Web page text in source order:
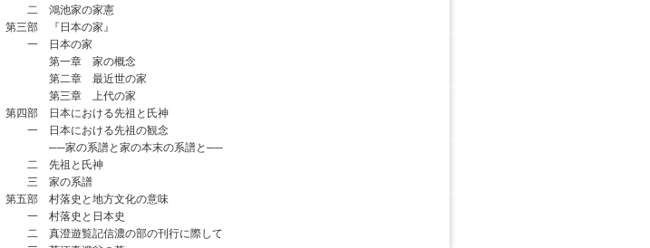
二 鴻池家の家憲
第三部 『日本の家』
一 日本の家
第一章 家の概念
第二章 最近世の家
第三章 上代の家
第四部 日本における先祖と氏神
一 日本における先祖の観念
──家の系譜と家の本末の系譜と──
二 先祖と氏神
三 家の系譜
第五部 村落史と地方文化の意味
一 村落史と日本史
二 真澄遊覧記信濃の部の刊行に際して